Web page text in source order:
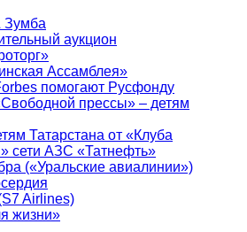
Зумба
аукцион
Ассамблея»
помогают Русфонду
прессы» – детям
Татарстана от «Клуба
сети АЗС «Татнефть»
(«Уральские авиалинии»)
Airlines)
жизни»